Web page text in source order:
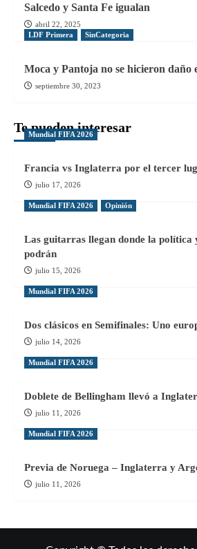
Salcedo y Santa Fe igualan
abril 22, 2025
LDF Primera
SinCategoria
Moca y Pantoja no se hicieron daño
septiembre 30, 2023
Te pueden interesar
Mundial FIFA 2026
Francia vs Inglaterra por el tercer
julio 17, 2026
Mundial FIFA 2026 Opinión
Las guitarras llegan donde la política
podrán
julio 15, 2026
Mundial FIFA 2026
Dos clásicos en Semifinales: Uno
julio 14, 2026
Mundial FIFA 2026
Doblete de Bellingham llevó a
julio 11, 2026
Mundial FIFA 2026
Previa de Noruega – Inglaterra y
julio 11, 2026